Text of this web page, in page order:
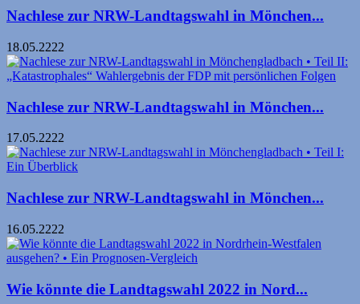
Nachlese zur NRW-Landtagswahl in Mönchen...
18.05.2222
Nachlese zur NRW-Landtagswahl in Mönchen...
17.05.2222
Nachlese zur NRW-Landtagswahl in Mönchen...
16.05.2222
Wie könnte die Landtagswahl 2022 in Nord...